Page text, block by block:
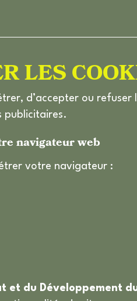
LES
d’accepter ou
publicitaires.
navigateur web
votre navigateur :
et du Développement